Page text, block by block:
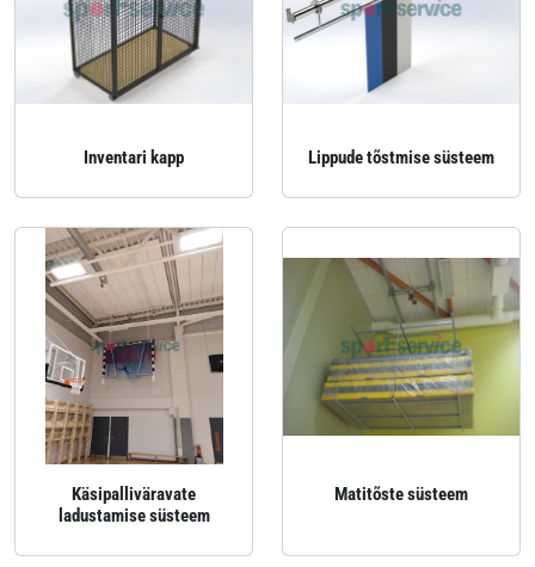
Inventari kapp Lippude tõstmise süsteem
Käsipalliväravate
ladustamise süsteem
Matitõste süsteem